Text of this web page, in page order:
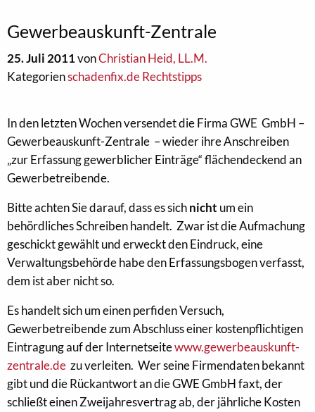
Gewerbeauskunft-Zentrale
25. Juli 2011vonChristian Heid, LL.M.
Kategorienschadenfix.de Rechtstipps
In den letzten Wochen versendet die Firma GWE GmbH –
Gewerbeauskunft-Zentrale – wieder ihre Anschreiben
„zur Erfassung gewerblicher Einträge“ flächendeckend an
Gewerbetreibende.
Bitte achten Sie darauf, dass es sichnicht um ein
behördliches Schreiben handelt. Zwar ist die Aufmachung
geschickt gewählt und erweckt den Eindruck, eine
Verwaltungsbehörde habe den Erfassungsbogen verfasst,
dem ist aber nicht so.
Es handelt sich um einen perfiden Versuch,
Gewerbetreibende zum Abschluss einer kostenpflichtigen
Eintragung auf der Internetseitewww.gewerbeauskunft-
zentrale.de zu verleiten. Wer seine Firmendaten bekannt
gibt und die Rückantwort an die GWE GmbH faxt, der
schließt einen Zweijahresvertrag ab, der jährliche Kosten